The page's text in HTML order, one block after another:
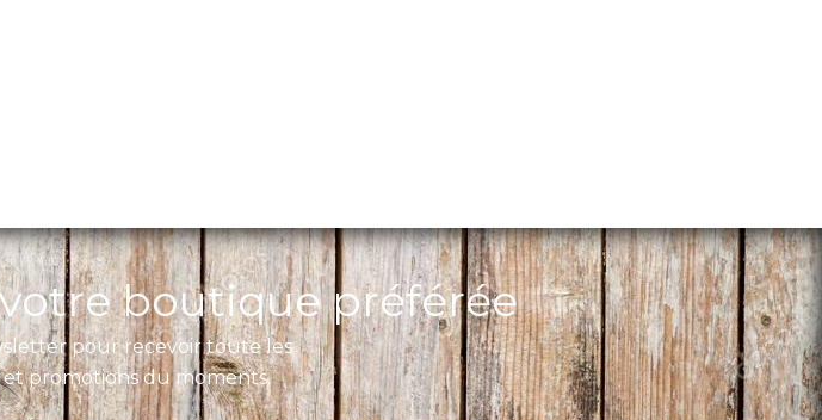
boutique préférée
pour recevoir toute les
promotions du moments.